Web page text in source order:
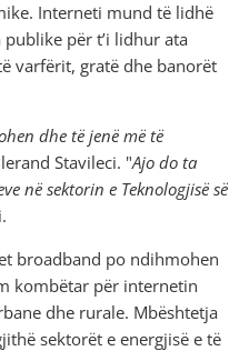
Interneti mund të lidhë
për t’i lidhur ata
varfërit, gratë dhe banorët
dhe të jenë më të
Stavileci. "Ajo do ta
në sektorin e Teknologjisë së
broadband po ndihmohen
kombëtar për internetin
dhe rurale. Mbështetja
sektorët e energjisë e të